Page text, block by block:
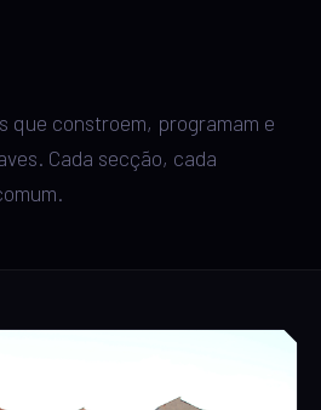
que constroem, programam e
Cada secção, cada